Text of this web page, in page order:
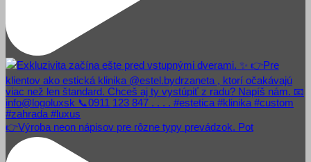
👉Výroba neon nápisov pre rôzne typy prevádzok. Pot